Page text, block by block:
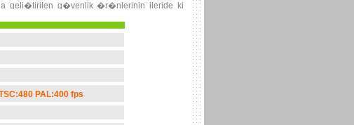
PAL:400 fps
g�venlik �r�nlerinin ileride ki